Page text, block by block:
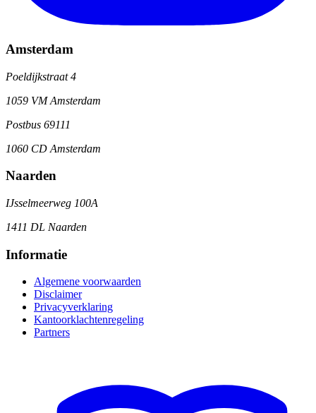
Amsterdam
Poeldijkstraat 4
1059 VM Amsterdam
Postbus 69111
1060 CD Amsterdam
Naarden
IJsselmeerweg 100A
1411 DL Naarden
Informatie
Algemene voorwaarden
Disclaimer
Privacyverklaring
Kantoorklachtenregeling
Partners